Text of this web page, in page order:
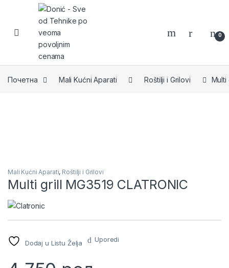
Skip to navigation
Skip to content
0
Почетна Mali Kućni Aparati Roštilji i Grilovi Multi
Mali Kućni Aparati, Roštilji i Grilovi
Multi grill MG3519 CLATRONIC
Dodaj u Listu Želja Uporedi